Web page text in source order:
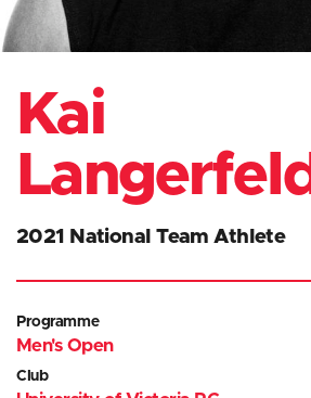
Kai
Langerfeld
2021 National Team Athlete
Programme
Men's Open
Club